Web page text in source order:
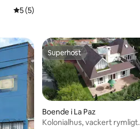
5 av 5 i genomsnittligt betyg, 5
5 (5)
Superhost
Superhost
Boende i La Paz
Kolonialhus, vackert rymligt